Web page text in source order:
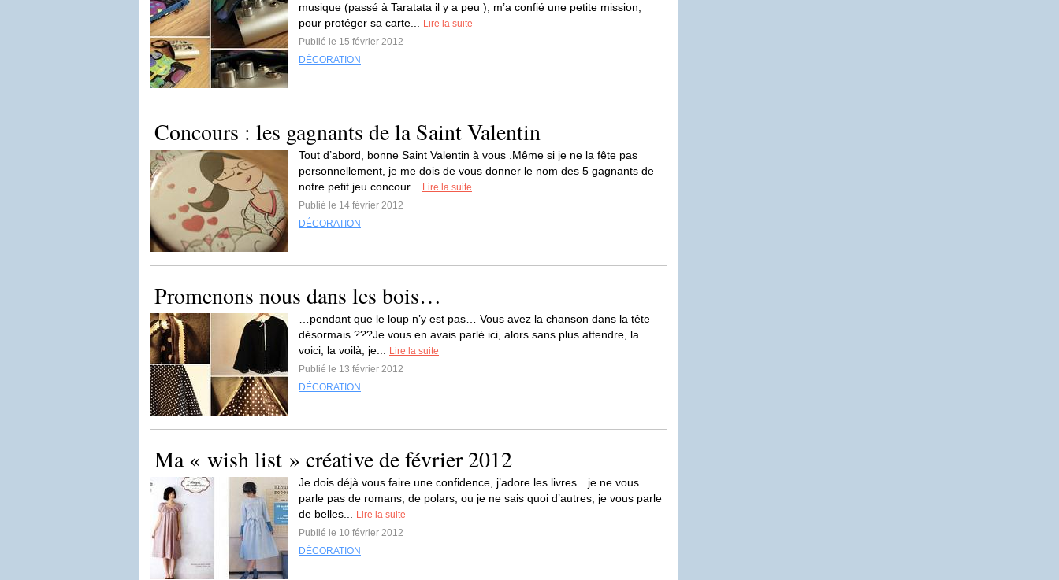
musique (passé à Taratata il y a peu ), m’a confié une petite mission,
pour protéger sa carte...
Lire la suite
Publié le 15 février 2012
DÉCORATION
Concours : les gagnants de la Saint Valentin
Tout d’abord, bonne Saint Valentin à vous .Même si je ne la fête pas
personnellement, je me dois de vous donner le nom des 5 gagnants de
notre petit jeu concour...
Lire la suite
Publié le 14 février 2012
DÉCORATION
Promenons nous dans les bois…
…pendant que le loup n’y est pas… Vous avez la chanson dans la tête
désormais ???Je vous en avais parlé ici, alors sans plus attendre, la
voici, la voilà, je...
Lire la suite
Publié le 13 février 2012
DÉCORATION
Ma « wish list » créative de février 2012
Je dois déjà vous faire une confidence, j’adore les livres…je ne vous
parle pas de romans, de polars, ou je ne sais quoi d’autres, je vous parle
de belles...
Lire la suite
Publié le 10 février 2012
DÉCORATION